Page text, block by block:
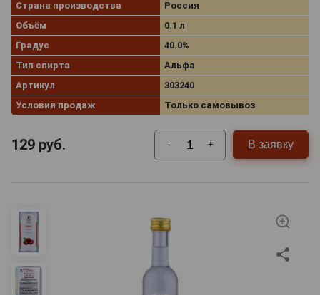
Страна производства
Россия
Объём
0.1 л
Градус
40.0%
Тип спирта
Альфа
Артикул
303240
Условия продаж
Только самовывоз
129 руб. - + В заявку